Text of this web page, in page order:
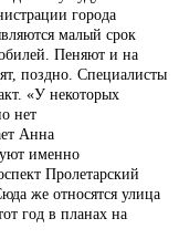
города
малый срок
Пеняют и на
поздно. Специалисты
«У некоторых
нет
Анна
именно
Пролетарский
же относятся улица
год в планах на